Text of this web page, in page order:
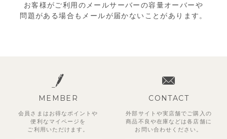
お客様がご利用のメールサーバーの容量オーバーや
問題がある場合もメールが届かないことがあります。
MEMBER
会員さまはお得なポイントや
便利な マイページを
ご利用いただけます。
CONTACT
外部サイトや実店舗でご購入の
商品不良や在庫などは各店舗に
お問い合わせください。